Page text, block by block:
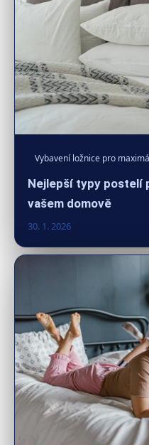
Vybavení ložnice pro
Nejlepší typy postelí
vašem domově
30. 1. 2026